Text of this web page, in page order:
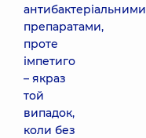
антибактеріальними
препаратами,
проте
імпетиго
– якраз
той
випадок,
коли без